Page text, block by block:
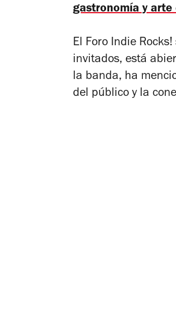
gastronomía y arte
El Foro Indie
invitados, está
la banda, ha
del público y la